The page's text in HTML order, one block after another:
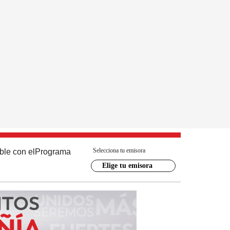
con el Programa Selecciona tu emisora
Elige tu emisora